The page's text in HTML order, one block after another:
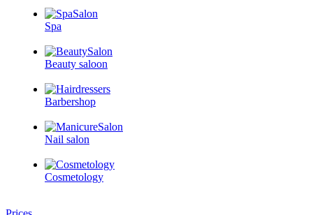
Spa
Beauty saloon
Barbershop
Nail salon
Cosmetology